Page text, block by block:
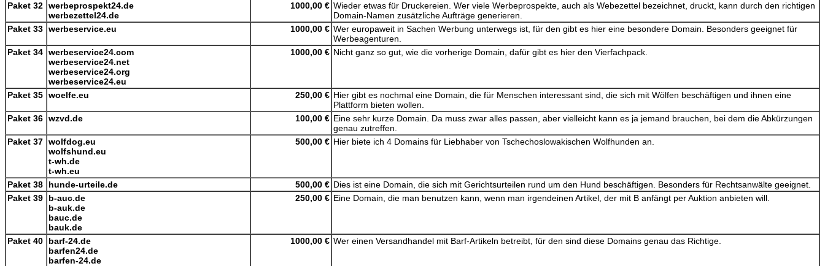
Paket 32 werbeprospekt24.de
werbezettel24.de
1000,00 € Wieder etwas für Druckereien. Wer viele Werbeprospekte, auch als Webezettel bezeichnet, druckt, kann durch den richtigen
Domain-Namen zusätzliche Aufträge generieren.
Paket 33 werbeservice.eu 1000,00 € Wer europaweit in Sachen Werbung unterwegs ist, für den gibt es hier eine besondere Domain. Besonders geeignet für
Werbeagenturen.
Paket 34 werbeservice24.com
werbeservice24.net
werbeservice24.org
werbeservice24.eu
1000,00 € Nicht ganz so gut, wie die vorherige Domain, dafür gibt es hier den Vierfachpack.
Paket 35 woelfe.eu 250,00 € Hier gibt es nochmal eine Domain, die für Menschen interessant sind, die sich mit Wölfen beschäftigen und ihnen eine
Plattform bieten wollen.
Paket 36 wzvd.de 100,00 € Eine sehr kurze Domain. Da muss zwar alles passen, aber vielleicht kann es ja jemand brauchen, bei dem die Abkürzungen
genau zutreffen.
Paket 37 wolfdog.eu
wolfshund.eu
t-wh.de
t-wh.eu
500,00 € Hier biete ich 4 Domains für Liebhaber von Tschechoslowakischen Wolfhunden an.
Paket 38 hunde-urteile.de 500,00 € Dies ist eine Domain, die sich mit Gerichtsurteilen rund um den Hund beschäftigen. Besonders für Rechtsanwälte geeignet.
Paket 39
b-auc.de
b-auk.de
bauc.de
bauk.de
250,00 € Eine Domain, die man benutzen kann, wenn man irgendeinen Artikel, der mit B anfängt per Auktion anbieten will.
Paket 40
barf-24.de
barfen24.de
barfen-24.de
1000,00 € Wer einen Versandhandel mit Barf-Artikeln betreibt, für den sind diese Domains genau das Richtige.